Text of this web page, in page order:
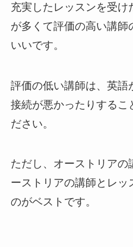
充実したレッスンを受け
が多くて評価の高い講師
いいです。
評価の低い講師は、英語
接続が悪かったりするこ
ださい。
ただし、オーストリアの
ーストリアの講師とレッ
のがベストです。